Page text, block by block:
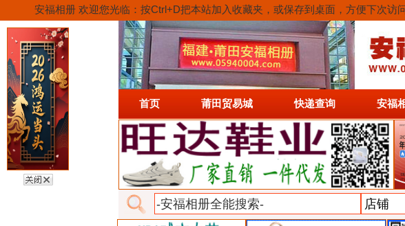
安福相册 欢迎您光临：按Ctrl+D把本站加入收藏夹，或保存到桌面，方便下次
首页 莆田贸易城 快递查询 安福